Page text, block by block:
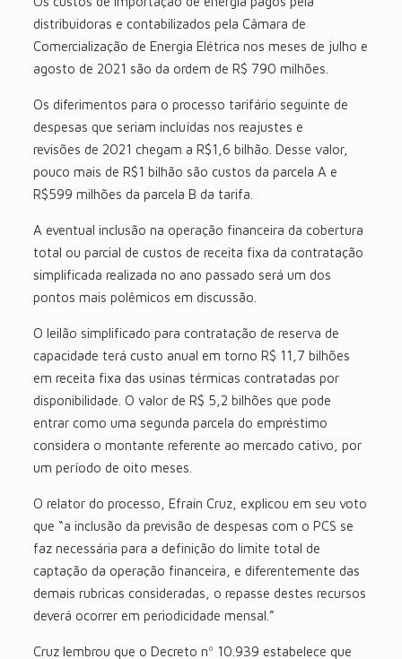
distribuidoras e contabilizados pela Câmara de
Comercialização de Energia Elétrica nos meses de julho e
agosto de 2021 são da ordem de R$ 790 milhões.
Os diferimentos para o processo tarifário seguinte de
despesas que seriam incluídas nos reajustes e
revisões de 2021 chegam a R$1,6 bilhão. Desse valor,
pouco mais de R$1 bilhão são custos da parcela A e
R$599 milhões da parcela B da tarifa.
A eventual inclusão na operação financeira da cobertura
total ou parcial de custos de receita fixa da contratação
simplificada realizada no ano passado será um dos
pontos mais polêmicos em discussão.
O leilão simplificado para contratação de reserva de
capacidade terá custo anual em torno R$ 11,7 bilhões
em receita fixa das usinas térmicas contratadas por
disponibilidade. O valor de R$ 5,2 bilhões que pode
entrar como uma segunda parcela do empréstimo
considera o montante referente ao mercado cativo, por
um período de oito meses.
O relator do processo, Efrain Cruz, explicou em seu voto
que “a inclusão da previsão de despesas com o PCS se
faz necessária para a definição do limite total de
captação da operação financeira, e diferentemente das
demais rubricas consideradas, o repasse destes recursos
deverá ocorrer em periodicidade mensal.”
Cruz lembrou que o Decreto nº 10.939 estabelece que